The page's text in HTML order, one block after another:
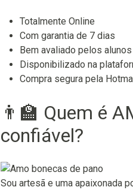
Totalmente Online
Com garantia de 7 dias
Bem avaliado pelos alunos
Disponibilizado na
Compra segura pela
👨‍🏫 Quem é
confiável?
Sou artesã e uma apaixonada